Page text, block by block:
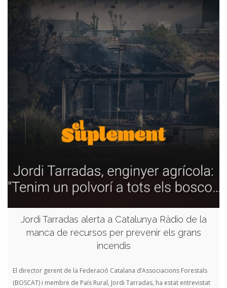
Jordi Tarradas alerta a Catalunya Ràdio de la
manca de recursos per prevenir els grans
incendis
El director gerent de la Federació Catalana d’Associacions Forestals
(BOSCAT) i membre de País Rural, Jordi Tarradas, ha estat entrevistat